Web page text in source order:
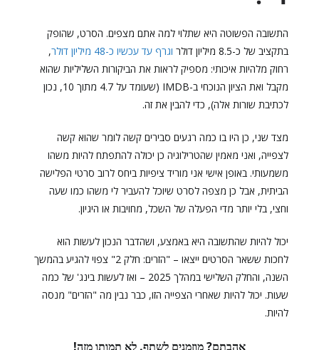
התשובה הפשוטה היא שתלוי למה אתם מצפים. הסרט, שהופק
בתקציב של כ-8.5 מיליון דולר
וגרף עד עכשיו כ-48 מיליון דולר
,
רחוק מלהיות איכותי: מספיק לראות את הביקורות השליליות שהוא
מקבל ואת הציון הנוכחי ב-IMDB (שעומד על 4.7 מתוך 10, נכון
לכתיבת שורות אלה), כדי להבין את זה.
מצד שני, כן היו בו כמה רגעים סבירים קשה לומר שהוא קשה
לצפייה, ואני מאמין שהטרילוגיה כן יכולה להתפתח להיות משהו
משמעותי. באופן אישי אני מוריד ציפיות ביחס לרוב סרטי הפלישה
הביתית, אבל כן מצפה לסרט שיוכל להעביר לי משהו כמו שעה
וחצי, בלי יותר מדי הפעלה של השכל, מחויבות או היגיון.
יכול להיות שהתשובה היא באמצע, ושהדבר הנכון לעשות הוא
לחכות ששאר הסרטים ייצאו – "הזרים: חלק 2" צפוי להגיע בהמשך
השנה, והחלק השלישי במהלך 2025 – ואז לעשות בינג' של כמה
שעות. יכול להיות שאחרי הצפייה הזו, כבר נבין מה "הזרים" מנסה
להיות.
אהבתם? מוזמנים לשתף. לא תמותו מזה!